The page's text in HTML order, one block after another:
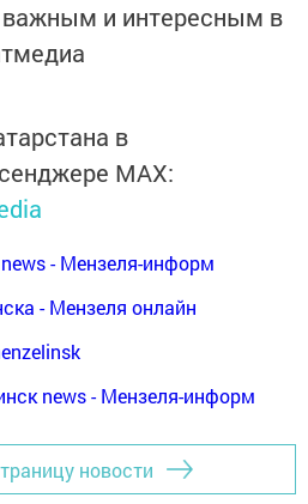
и интересным в
в
MАХ:
- Мензеля-информ
- Мензеля онлайн
news - Мензеля-информ
новости